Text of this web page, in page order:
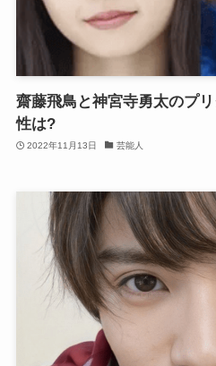
齋藤飛鳥と神宮寺勇太のプ
性は?
2022年11月13日 芸能人